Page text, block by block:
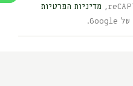
מדיניות הפרטיות
של Google.